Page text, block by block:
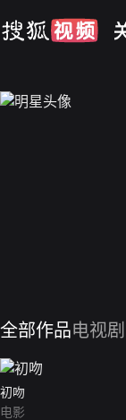
全部作品电视剧
初吻
电影